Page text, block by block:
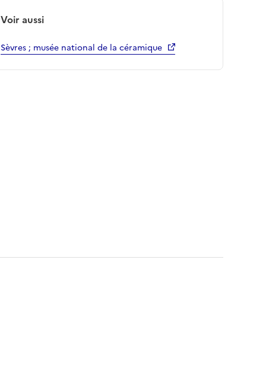
Voir aussi
Sèvres ; musée national de la céramique